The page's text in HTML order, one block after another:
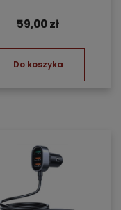
59,00 zł
Do koszyka